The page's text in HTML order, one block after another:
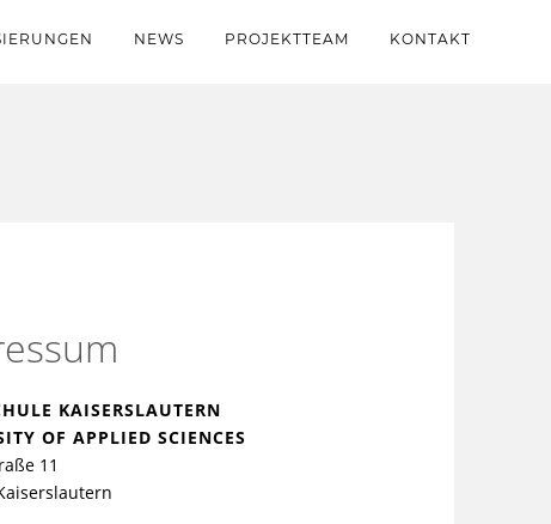
NEWS PROJEKTTEAM KONTAKT
KAISERSLAUTERN
OF APPLIED SCIENCES
11